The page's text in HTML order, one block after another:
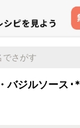
バジルソース･*